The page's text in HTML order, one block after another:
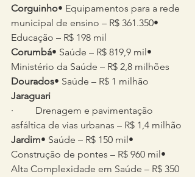
Corguinho• Equipamentos para a rede
municipal de ensino – R$ 361.350•
Educação – R$ 198 mil
Corumbá• Saúde – R$ 819,9 mil•
Ministério da Saúde – R$ 2,8 milhões
Dourados• Saúde – R$ 1 milhão
Jaraguari
·         Drenagem e pavimentação
asfáltica de vias urbanas – R$ 1,4 milhão
Jardim• Saúde – R$ 150 mil•
Construção de pontes – R$ 960 mil•
Alta Complexidade em Saúde – R$ 350